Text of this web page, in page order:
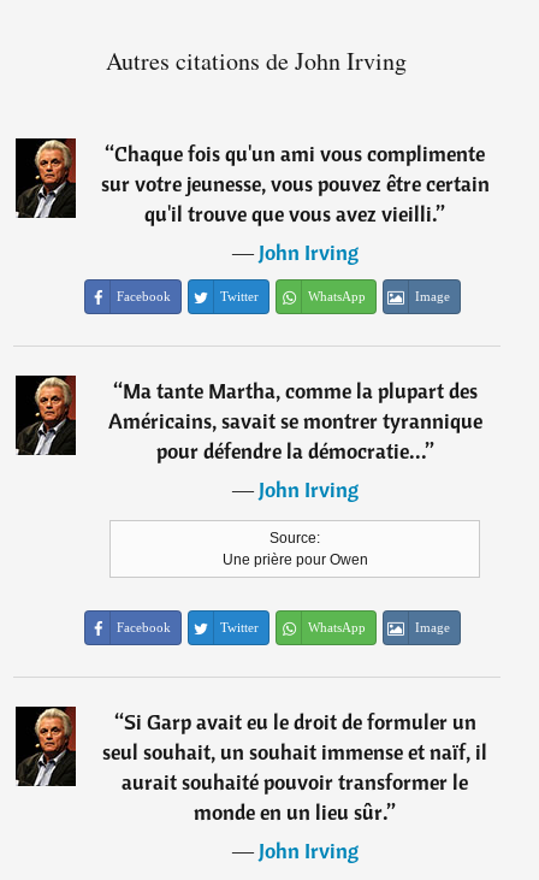
Autres citations de John Irving
“Chaque fois qu'un ami vous complimente
sur votre jeunesse, vous pouvez être certain
qu'il trouve que vous avez vieilli.”
―John Irving
Facebook Twitter WhatsApp Image
“Ma tante Martha, comme la plupart des
Américains, savait se montrer tyrannique
pour défendre la démocratie...”
―John Irving
Source:
Une prière pour Owen
Facebook Twitter WhatsApp Image
“Si Garp avait eu le droit de formuler un
seul souhait, un souhait immense et naïf, il
aurait souhaité pouvoir transformer le
monde en un lieu sûr.”
―John Irving